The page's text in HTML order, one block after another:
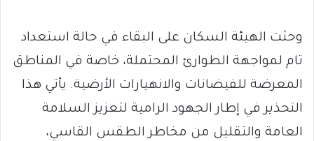
وحثت الهيئة السكان على البقاء في حالة استعداد
تام لمواجهة الطوارئ المحتملة، خاصة في المناطق
المعرضة للفيضانات والانهيارات الأرضية. يأتي هذا
التحذير في إطار الجهود الرامية لتعزيز السلامة
العامة والتقليل من مخاطر الطقس القاسي،